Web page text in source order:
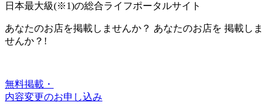
日本最大級(※1)の総合ライフポータルサイト
あなたのお店を掲載しませんか？ あなたのお店を 掲載しま
せんか？!
無料掲載・
内容変更のお申し込み